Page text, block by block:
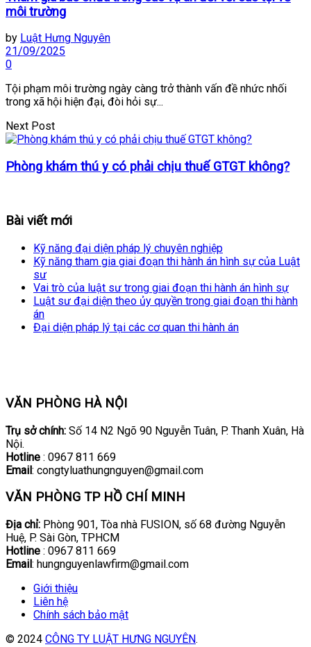
môi trường
by Luật Hưng Nguyên
21/09/2025
0
Tội phạm môi trường ngày càng trở thành vấn đề nhức nhối
trong xã hội hiện đại, đòi hỏi sự...
Next Post
Phòng khám thú y có phải chịu thuế GTGT không?
Bài viết mới
Kỹ năng đại diện pháp lý chuyên nghiệp
Kỹ năng tham gia giai đoạn thi hành án hình sự của Luật
sư
Vai trò của luật sư trong giai đoạn thi hành án hình sự
Luật sư đại diện theo ủy quyền trong giai đoạn thi hành
án
Đại diện pháp lý tại các cơ quan thi hành án
VĂN PHÒNG HÀ NỘI
Trụ sở chính: Số 14 N2 Ngõ 90 Nguyễn Tuân, P. Thanh Xuân, Hà
Nội.
Hotline : 0967 811 669
Email: congtyluathungnguyen@gmail.com
VĂN PHÒNG TP HỒ CHÍ MINH
Địa chỉ: Phòng 901, Tòa nhà FUSION, số 68 đường Nguyễn
Huệ, P. Sài Gòn, TPHCM
Hotline : 0967 811 669
Email: hungnguyenlawfirm@gmail.com
Giới thiệu
Liên hệ
Chính sách bảo mật
© 2024 CÔNG TY LUẬT HƯNG NGUYÊN.